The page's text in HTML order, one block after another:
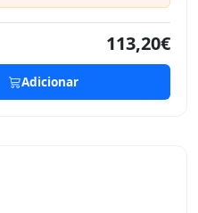
113,20€
Adicionar